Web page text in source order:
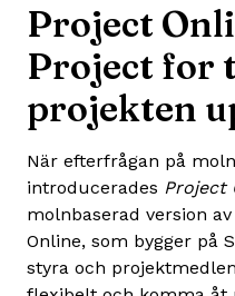
Project
Project for
projekten
När efterfrågan på
introducerades Project
molnbaserad version
Online, som bygger på
styra och